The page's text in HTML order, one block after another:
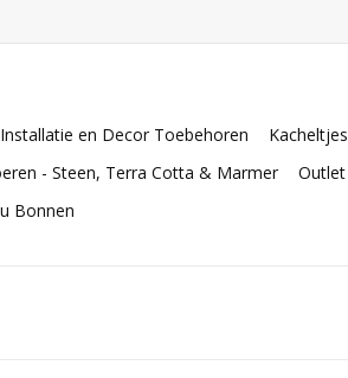
en Decor Toebehoren Kacheltjes
- Steen, Terra Cotta & Marmer Outlet
Bonnen